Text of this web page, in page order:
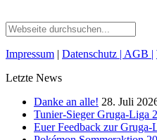
Impressum | Datenschutz | AGB |
Letzte News
Danke an alle! 28. Juli
Tunier-Sieger Gruga-Liga
Euer Feedback zur Gruga-